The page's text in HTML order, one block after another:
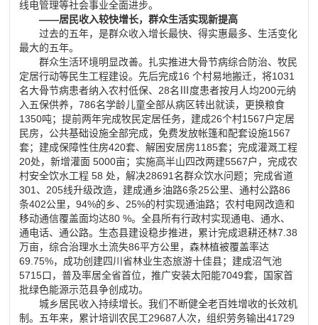
线电管理等社会事业全面进步。
——居民收入较快增长，群众生活实现新提高
过去的五年，是群众收入增长最快、得实惠最多、生活变化
最大的五年。
群众生活环境明显改善。扎实推进大骨节病综合防治、牧民
定居行动等民生工程建设。先后完成16 个村易地搬迁，将1031
名大骨节病患者纳入农村低保、28名Ⅲ度患者按月人均200元纳
入五保供养，786名学龄儿童全部从病区转出就读，更换粮食
1350吨；提前两年完成牧民定居任务，建成26个村1567户定居
民房，公共基础设施全部完成，免费发放帐篷和配套设施1567
套；建成保障性住房420套、解困安居房1185套；完成灌溉工程
20处，新增灌面 5000亩；实施高半山四改两建5567户，完成农
村安全饮水工程 58 处，解决28691名群众饮水问题；完成省道
301、205线升级改造，建成通乡油路6条25公里、通村公路86
条402公里，94%的乡、25%的村实现通油路；农村电网改造和
移动通信覆盖面均达80 %。全县所有行政村实现通电、通水、
通电话、通公路。生态县建设稳步推进，累计完成退耕还林7.38
万亩，综合治理水土流失86平方公里，森林植被覆盖率达
69.75%，成功创建四川省林业生态旅游十佳县；建成沼气池
5715口，普及率居全省首位，推广安装太阳能7049套，国家首
批绿色能源示范县争创成功。
城乡居民收入持续增长。我们不断健全老百姓增收的长效机
制。五年来，累计培训农民工29687人次，组织劳务输出41729